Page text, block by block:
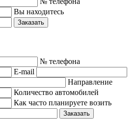
Вы находитесь
Заказать
№ телефона
E-mail
Направление
Количество автомобилей
Как часто планируете возить
Заказать